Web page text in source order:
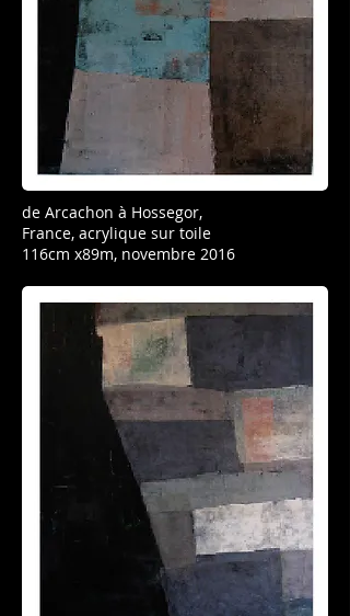
de Arcachon à Hossegor,
France, acrylique sur toile
116cm x89m, novembre 2016